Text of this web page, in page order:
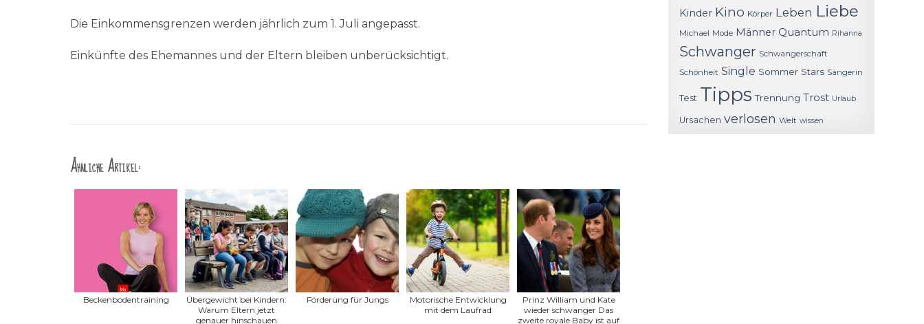
Die Einkommensgrenzen werden jährlich zum 1. Juli angepasst.
Einkünfte des Ehemannes und der Eltern bleiben unberücksichtigt.
Ähnliche Artikel:
Beckenbodentraining
Übergewicht bei Kindern:
Warum Eltern jetzt
genauer hinschauen
Förderung für Jungs
Motorische Entwicklung
mit dem Laufrad
Prinz William und Kate
wieder schwanger Das
zweite royale Baby ist auf
Kinder Kino Körper Leben Liebe
Michael Mode Männer Quantum Rihanna
Schwanger Schwangerschaft
Schönheit Single Sommer Stars Sängerin
Test Tipps Trennung Trost Urlaub
Ursachen verlosen Welt wissen